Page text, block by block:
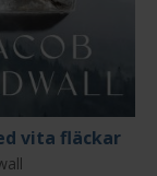
vita fläckar